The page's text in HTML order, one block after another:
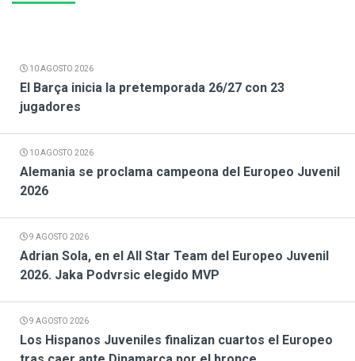
10 AGOSTO 2026
El Barça inicia la pretemporada 26/27 con 23
jugadores
10 AGOSTO 2026
Alemania se proclama campeona del Europeo Juvenil
2026
9 AGOSTO 2026
Adrian Sola, en el All Star Team del Europeo Juvenil
2026. Jaka Podvrsic elegido MVP
9 AGOSTO 2026
Los Hispanos Juveniles finalizan cuartos el Europeo